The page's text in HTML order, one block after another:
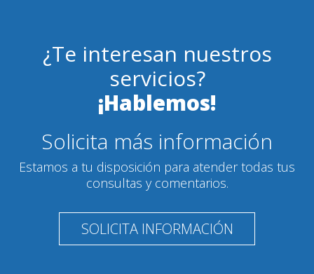
¿Te interesan nuestros
servicios?
¡Hablemos!
Solicita más información
Estamos a tu disposición para atender todas tus
consultas y comentarios.
SOLICITA INFORMACIÓN